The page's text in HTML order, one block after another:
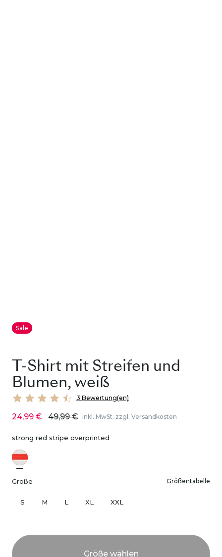
Sale
T-Shirt mit Streifen und
Blumen, weiß
3 Bewertung(en)
24,99 € 49,99 € inkl. MwSt. zzgl. Versandkosten
strong red stripe overprinted
Größe Größentabelle
S M L XL XXL